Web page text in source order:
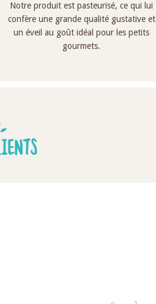
Notre produit est pasteurisé, ce qui lui
confère une grande qualité gustative et
un éveil au goût idéal pour les petits
gourmets.